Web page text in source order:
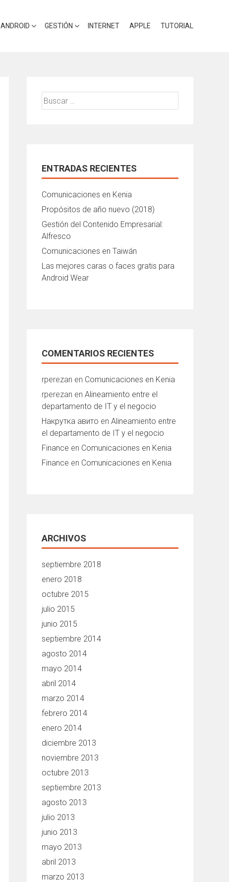
ANDROID GESTIÓN INTERNET APPLE TUTORIAL
Buscar:
ENTRADAS RECIENTES
Comunicaciones en Kenia
Propósitos de año nuevo (2018)
Gestión del Contenido Empresarial:
Alfresco
Comunicaciones en Taiwán
Las mejores caras o faces gratis para
Android Wear
COMENTARIOS RECIENTES
rperezan en Comunicaciones en Kenia
rperezan en Alineamiento entre el
departamento de IT y el negocio
Накрутка авито en Alineamiento entre
el departamento de IT y el negocio
Finance en Comunicaciones en Kenia
Finance en Comunicaciones en Kenia
ARCHIVOS
septiembre 2018
enero 2018
octubre 2015
julio 2015
junio 2015
septiembre 2014
agosto 2014
mayo 2014
abril 2014
marzo 2014
febrero 2014
enero 2014
diciembre 2013
noviembre 2013
octubre 2013
septiembre 2013
agosto 2013
julio 2013
junio 2013
mayo 2013
abril 2013
marzo 2013